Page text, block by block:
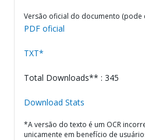
Versão oficial do documento (pode
PDF oficial
TXT*
Total Downloads** : 345
Download Stats
*A versão do texto é um OCR
unicamente em benefício de